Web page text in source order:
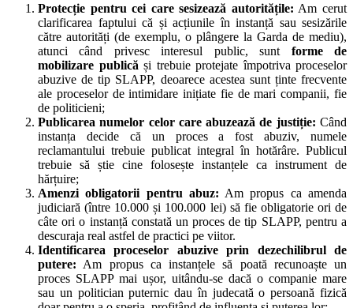
Protecție pentru cei care sesizează autoritățile: Am cerut
clarificarea faptului că și acțiunile în instanță sau sesizările
către autorități (de exemplu, o plângere la Garda de mediu),
atunci când privesc interesul public, sunt forme de
mobilizare publică și trebuie protejate împotriva proceselor
abuzive de tip SLAPP, deoarece acestea sunt ținte frecvente
ale proceselor de intimidare inițiate fie de mari companii, fie
de politicieni;
Publicarea numelor celor care abuzează de justiție: Când
instanța decide că un proces a fost abuziv, numele
reclamantului trebuie publicat integral în hotărâre. Publicul
trebuie să știe cine folosește instanțele ca instrument de
hărțuire;
Amenzi obligatorii pentru abuz: Am propus ca amenda
judiciară (între 10.000 și 100.000 lei) să fie obligatorie ori de
câte ori o instanță constată un proces de tip SLAPP, pentru a
descuraja real astfel de practici pe viitor.
Identificarea proceselor abuzive prin dezechilibrul de
putere: Am propus ca instanțele să poată recunoaște un
proces SLAPP mai ușor, uitându-se dacă o companie mare
sau un politician puternic dau în judecată o persoană fizică